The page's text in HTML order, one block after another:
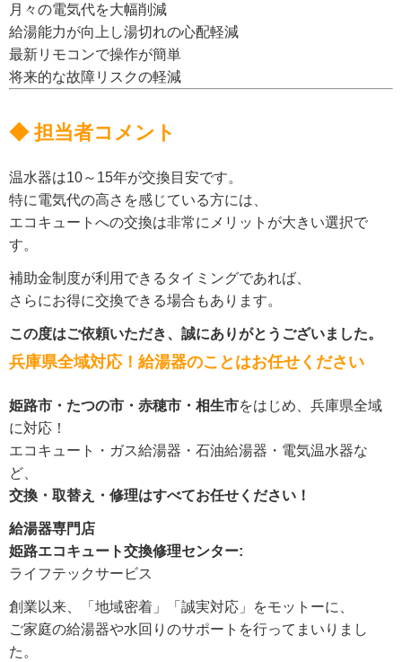
月々の電気代を大幅削減
給湯能力が向上し湯切れの心配軽減
最新リモコンで操作が簡単
将来的な故障リスクの軽減
◆ 担当者コメント
温水器は10～15年が交換目安です。
特に電気代の高さを感じている方には、
エコキュートへの交換は非常にメリットが大きい選択で
す。
補助金制度が利用できるタイミングであれば、
さらにお得に交換できる場合もあります。
この度はご依頼いただき、誠にありがとうございました。
兵庫県全域対応！給湯器のことはお任せください
姫路市・たつの市・赤穂市・相生市をはじめ、兵庫県全域
に対応！
エコキュート・ガス給湯器・石油給湯器・電気温水器な
ど、
交換・取替え・修理はすべてお任せください！
給湯器専門店
姫路エコキュート交換修理センター:
ライフテックサービス
創業以来、「地域密着」「誠実対応」をモットーに、
ご家庭の給湯器や水回りのサポートを行ってまいりまし
た。